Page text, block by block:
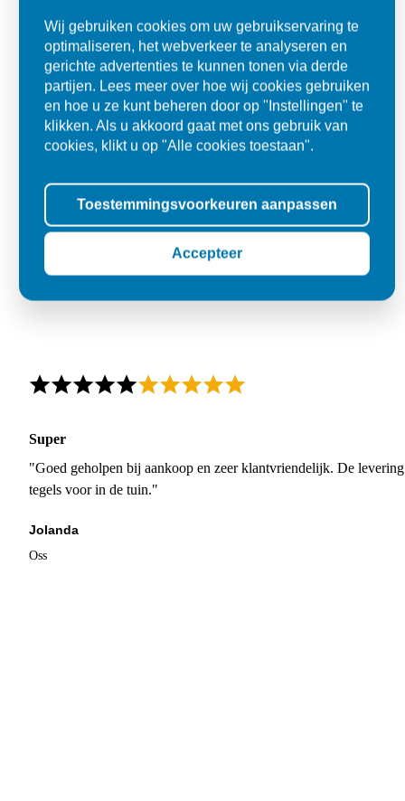
Super
"Goed geholpen bij aankoop en zeer klantvriendelijk. De
tegels voor in de tuin."
Jolanda
Oss
Wij gebruiken cookies om uw gebruikservaring te
optimaliseren, het webverkeer te analyseren en
gerichte advertenties te kunnen tonen via derde
partijen. Lees meer over hoe wij cookies gebruiken
en hoe u ze kunt beheren door op "Instellingen" te
klikken. Als u akkoord gaat met ons gebruik van
cookies, klikt u op "Alle cookies toestaan".
Toestemmingsvoorkeuren aanpassen
Accepteer